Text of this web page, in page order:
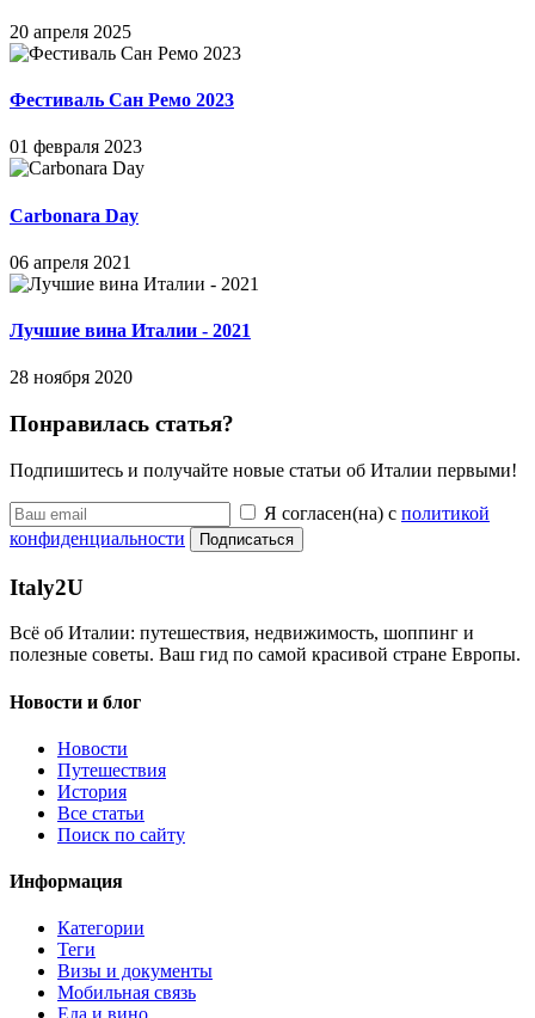
20 апреля 2025
Фестиваль Сан Ремо 2023
01 февраля 2023
Carbonara Day
06 апреля 2021
Лучшие вина Италии - 2021
28 ноября 2020
Понравилась статья?
Подпишитесь и получайте новые статьи об Италии первыми!
Я согласен(на) с политикой
конфиденциальности
Подписаться
Italy2U
Всё об Италии: путешествия, недвижимость, шоппинг и
полезные советы. Ваш гид по самой красивой стране Европы.
Новости и блог
Новости
Путешествия
История
Все статьи
Поиск по сайту
Информация
Категории
Теги
Визы и документы
Мобильная связь